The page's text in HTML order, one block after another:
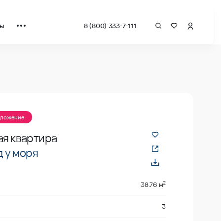
8 (800) 333-7-111
квартира
у моря
38.76 м2
3